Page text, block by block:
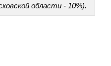
области - 10%).